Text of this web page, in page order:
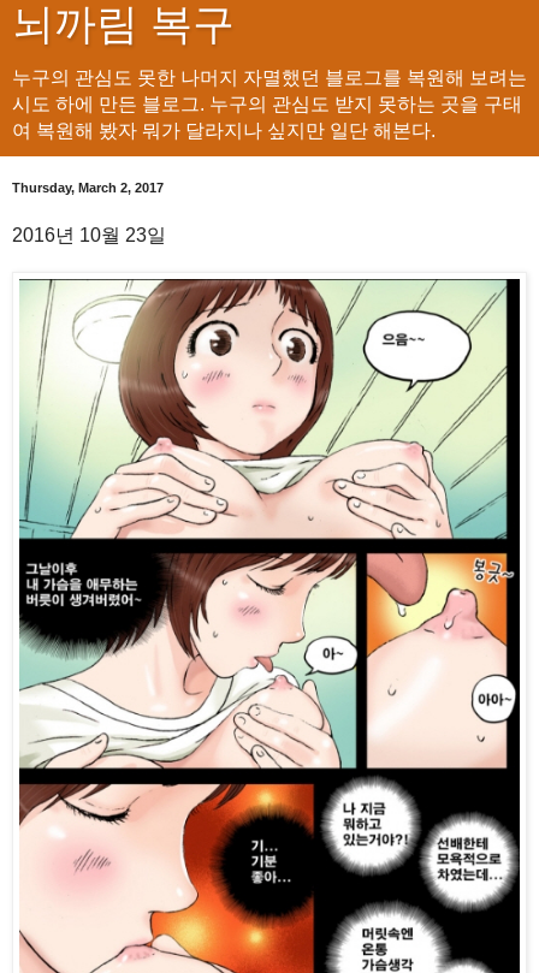
뇌까림 복구
누구의 관심도 못한 나머지 자멸했던 블로그를 복원해 보려는
시도 하에 만든 블로그. 누구의 관심도 받지 못하는 곳을 구태
여 복원해 봤자 뭐가 달라지나 싶지만 일단 해본다.
Thursday, March 2, 2017
2016년 10월 23일